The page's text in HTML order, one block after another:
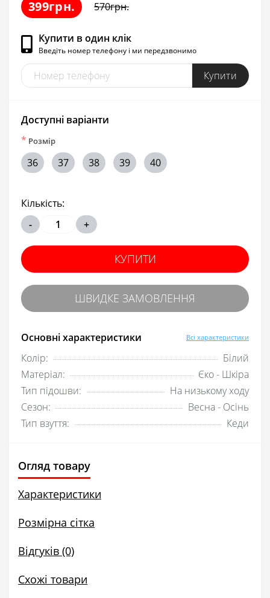
399грн. 570грн.
Купити в один клік
Введіть номер телефону і ми передзвонимо
Купити
Основні характеристики Всі характеристики
Колір:
Білий
Матеріал:
Єко - Шкіра
Тип підошви:
На низькому ходу
Сезон:
Весна - Осінь
Тип взуття:
Кеди
Доступні варіанти
* Розмір
36 37 38 39 40
Кількість:
-
+
КУПИТИ
ШВИДКЕ ЗАМОВЛЕННЯ
Огляд товару
Характеристики
Розмірна сітка
Відгуків (0)
Схожі товари